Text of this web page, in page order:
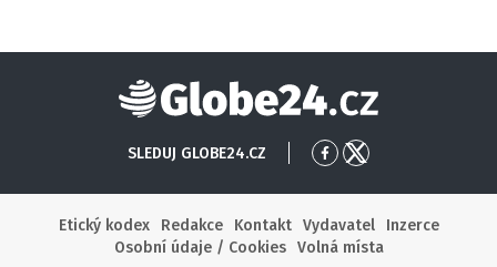
Globe24
SLEDUJ GLOBE24.CZ
PřejítPřejít
Etický kodex
Redakce Kontakt Vydavatel
Inzerce
Osobní údaje / Cookies
Volná místa